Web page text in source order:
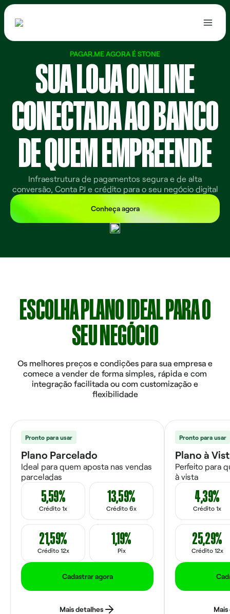
Documentação
Acesso ao Hub
Entrar Contratar
PAGAR.ME AGORA É STONE
SUA LOJA ONLINE
CONECTADA AO BANCO
DE QUEM EMPREENDE
Infraestrutura de pagamentos segura e de alta
conversão, Conta PJ e crédito para o seu negócio digital
Conheça agora
ESCOLHA PLANO IDEAL PARA O
SEU NEGÓCIO
Os melhores preços e condições para sua empresa e
comece a vender de forma simples, rápida e com
integração facilitada ou com customização e
flexibilidade
Pronto para usar
Plano Parcelado
Ideal para quem aposta nas vendas
parceladas
5,59%
Crédito 1x
13,59%
Crédito 6x
21,59%
Crédito 12x
1,19%
Pix
Cadastrar agora
Mais detalhes
Pronto para usar
Plano à
Perfeito para
à vista
4,39%
Crédito 1x
25,29%
Crédito 12x